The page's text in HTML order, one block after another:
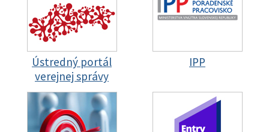
Ústredný portál
verejnej správy
IPP